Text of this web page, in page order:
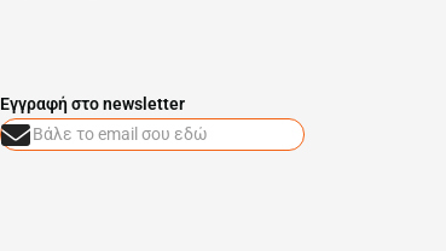
Eγγραφή στο newsletter